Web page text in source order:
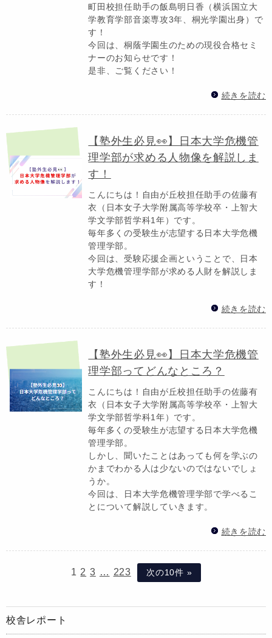
町田校担任助手の飯島明日香（横浜国立大
学教育学部音楽専攻3年、桐光学園出身）で
す！
今回は、桐蔭学園生のための現役合格セミ
ナーのお知らせです！
是非、ご覧ください！
続きを読む
【塾外生必見👀】日本大学危機管
理学部が求める人物像を解説しま
す！
こんにちは！自由が丘校担任助手の佐藤有
衣（日本女子大学附属高等学校卒・上智大
学文学部哲学科1年）です。
毎年多くの受験生が志望する日本大学危機
管理学部。
今回は、受験応援企画ということで、日本
大学危機管理学部が求める人財を解説しま
す！
続きを読む
【塾外生必見👀】日本大学危機管
理学部ってどんなところ？
こんにちは！自由が丘校担任助手の佐藤有
衣（日本女子大学附属高等学校卒・上智大
学文学部哲学科1年）です。
毎年多くの受験生が志望する日本大学危機
管理学部。
しかし、聞いたことはあっても何を学ぶの
かまでわかる人は少ないのではないでしょ
うか。
今回は、日本大学危機管理学部で学べるこ
とについて解説していきます。
続きを読む
1 2 3 … 223 次の10件 »
校舎レポート